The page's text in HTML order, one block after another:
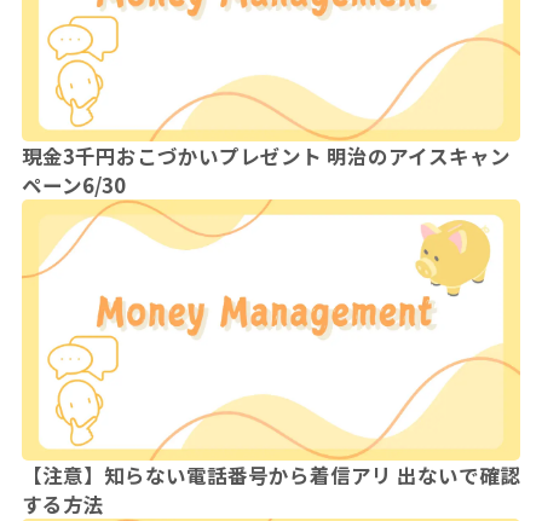
現金3千円おこづかいプレゼント 明治のアイスキャン
ペーン6/30
【注意】知らない電話番号から着信アリ 出ないで確認
する方法